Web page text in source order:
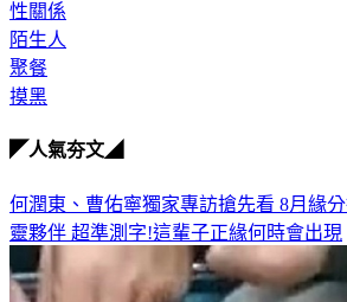
性關係
陌生人
聚餐
摸黑
◤人氣夯文◢
何潤東、曹佑寧獨家專訪搶先看 8月緣
靈夥伴 超準測字!這輩子正緣何時會出現